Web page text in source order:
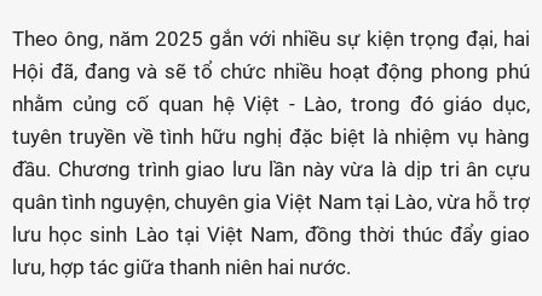
Theo ông, năm 2025 gắn với nhiều sự kiện trọng đại, hai
Hội đã, đang và sẽ tổ chức nhiều hoạt động phong phú
nhằm củng cố quan hệ Việt - Lào, trong đó giáo dục,
tuyên truyền về tình hữu nghị đặc biệt là nhiệm vụ hàng
đầu. Chương trình giao lưu lần này vừa là dịp tri ân cựu
quân tình nguyện, chuyên gia Việt Nam tại Lào, vừa hỗ trợ
lưu học sinh Lào tại Việt Nam, đồng thời thúc đẩy giao
lưu, hợp tác giữa thanh niên hai nước.